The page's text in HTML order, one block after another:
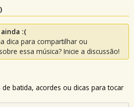
)
:(
dica para compartilhar ou
essa música? Inicie a discussão!
batida, acordes ou dicas para tocar